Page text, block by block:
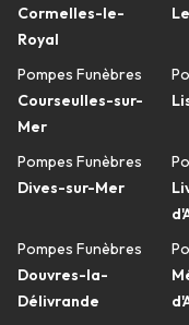
Cormelles-le-
Royal
Pompes Funèbres
Courseulles-sur-
Mer
Pompes Funèbres
Dives-sur-Mer
Pompes Funèbres
Douvres-la-
Délivrande